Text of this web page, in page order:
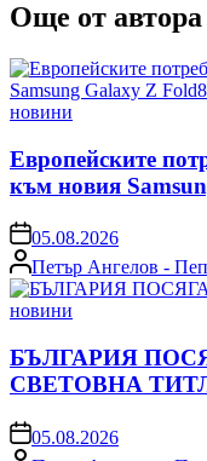
Още от автора
Posted
новини
Европейските
към новия
on05.08.2026
Posted
by
Петър Ангелов -
Posted
новини
БЪЛГАРИЯ
СВЕТОВНА
on05.08.2026